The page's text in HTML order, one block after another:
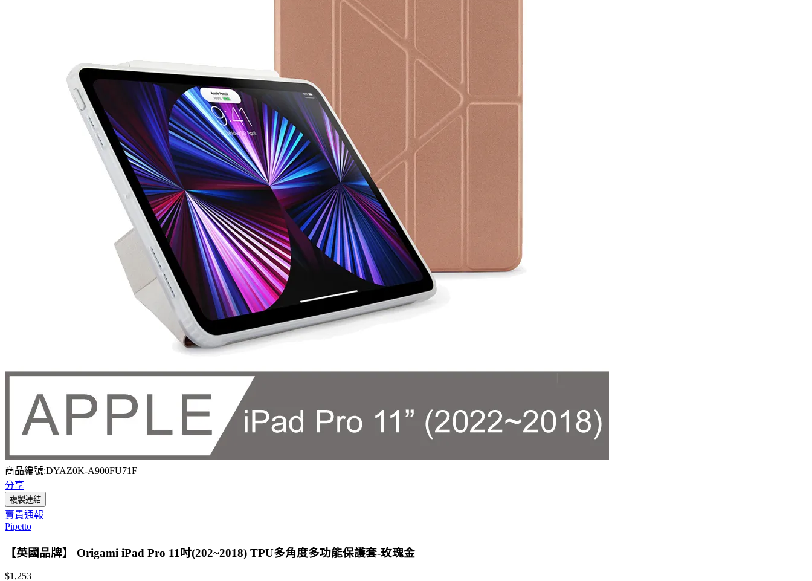
商品編號:DYAZ0K-A900FU71F
分享
複製連結
賣貴通報
Pipetto
【英國品牌】 Origami iPad Pro 11吋(202~2018) TPU多角度多功能保護套-玫瑰金
$1,253